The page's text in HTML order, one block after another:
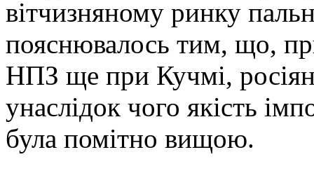
вітчизняному ринку
пояснювалось тим, що,
НПЗ ще при Кучмі,
унаслідок чого якість
була помітно вищою.